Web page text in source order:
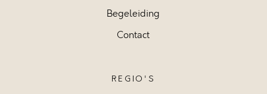
Begeleiding
Contact
REGIO'S